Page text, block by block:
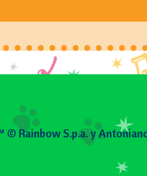
© Rainbow S.p.a. y